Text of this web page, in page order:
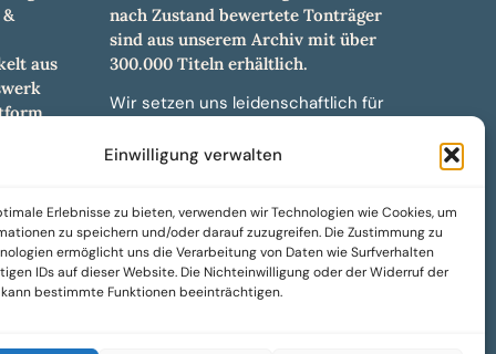
Einwilligung verwalten
Erlebnisse zu bieten, verwenden wir Technologien wie Cookies, um
zu speichern und/oder darauf zuzugreifen. Die Zustimmung zu
ermöglicht uns die Verarbeitung von Daten wie Surfverhalten
IDs auf dieser Website. Die Nichteinwilligung oder der Widerruf der
bestimmte Funktionen beeinträchtigen.
aus
nach Zustand bewertete Tonträger
sind aus unserem Archiv mit über
300.000 Titeln erhältlich.
Wir setzen uns leidenschaftlich für
und bieten hochwertige,
Musikindustrie.
SoulPeddler Mailorder, Records &
Vinyl Production – DUBOX –